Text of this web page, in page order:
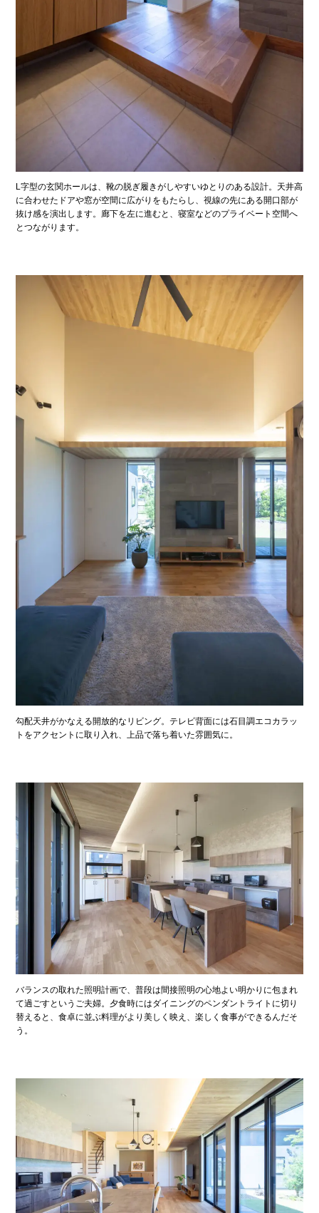
L字型の玄関ホールは、靴の脱ぎ履きがしやすいゆとりのある設計。天井高
に合わせたドアや窓が空間に広がりをもたらし、視線の先にある開口部が
抜け感を演出します。廊下を左に進むと、寝室などのプライベート空間へ
とつながります。
勾配天井がかなえる開放的なリビング。テレビ背面には石目調エコカラッ
トをアクセントに取り入れ、上品で落ち着いた雰囲気に。
バランスの取れた照明計画で、普段は間接照明の心地よい明かりに包まれ
て過ごすというご夫婦。夕食時にはダイニングのペンダントライトに切り
替えると、食卓に並ぶ料理がより美しく映え、楽しく食事ができるんだそ
う。